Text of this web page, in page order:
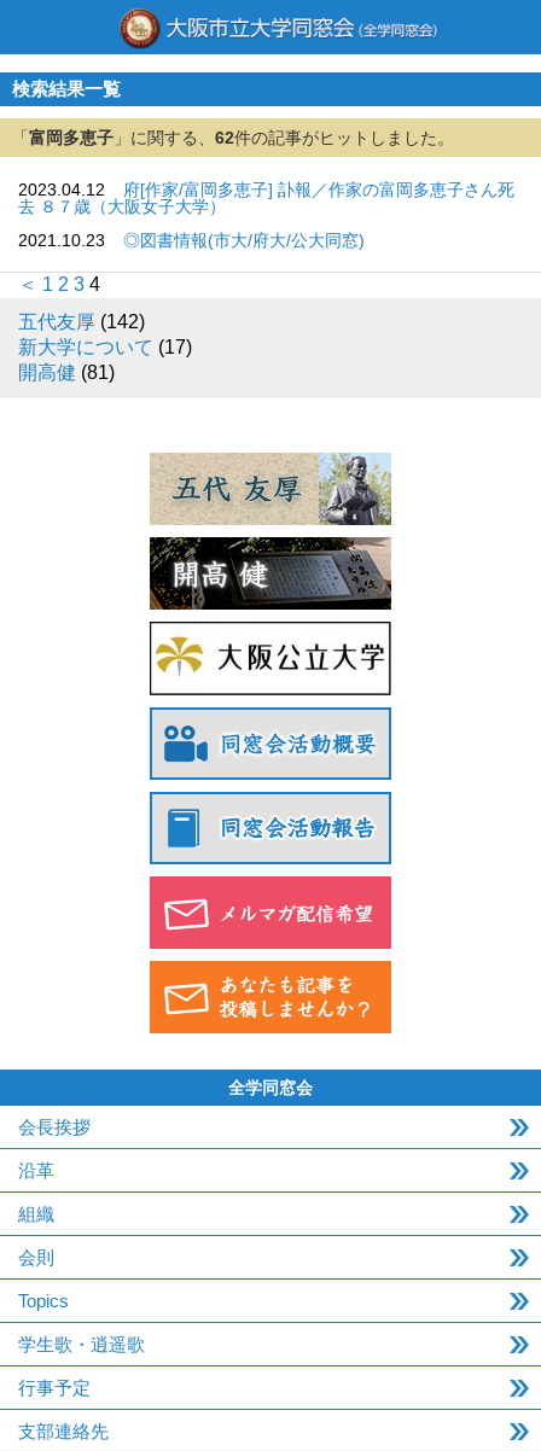
検索結果一覧
「 富岡多恵子 」に関する、 62件の記事がヒットしました。
2023.04.12
府[作家/富岡多恵子] 訃報／作家の富岡多恵子さん死
去 ８７歳（大阪女子大学）
2021.10.23
◎図書情報(市大/府大/公大同窓)
＜ 1 2 3 4
五代友厚 (142)
新大学について (17)
開高健 (81)
全学同窓会
会長挨拶
沿革
組織
会則
Topics
学生歌・逍遥歌
行事予定
支部連絡先